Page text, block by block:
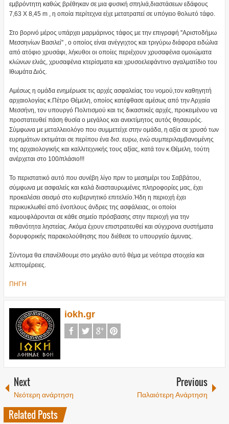
εμβρόντητη καθώς βρέθηκαν σε μια φυσική σπηλιά,διαστάσεων εδάφους
7,63 Χ 8,45 m , η οποία περίτεχνα είχε μετατραπεί σε υπόγειο θολωτό τάφο.
Στο βορινό μέρος υπάρχει μαρμάρινος τάφος με την επιγραφή ''Αριστοδήμω
Μεσσηνίων Βασιλεί'' , ο οποίος είναι ανέγγιχτος και τριγύρω διάφορα ειδώλια
από ατόφιο χρυσάφι, λήκυθοι οι οποίες περιέχουν χρυσαφένια ομοιώματα
κλώνων ελιάς, χρυσαφένια κτερίσματα και χρυσοελεφάντινο αγαλματίδιο του
Ιθωμάτα Διός.
Αμέσως η ομάδα ενημέρωσε τις αρχές ασφαλείας του νομού,τον καθηγητή
αρχαιολογίας κ.Πέτρο Θέμελη, οποίος κατέφθασε αμέσως από την Αρχαία
Μεσσήνη, τον υπουργό Πολιτισμού και τις δικαστικές αρχές, προκειμένου να
προστατευθεί πάση θυσία ο μεγάλος και ανεκτίμητος αυτός θησαυρός.
Σύμφωνα με μεταλλειολόγο που συμμετείχε στην ομάδα, η αξία σε χρυσό των
ευρημάτων εκτιμάται σε περίπου ένα δισ. ευρω, ενώ συμπεριλαμβανομένης
της αρχαιολογικής και καλλιτεχνικής τους αξίας, κατά τον κ.Θέμελη, τούτη
ανέρχεται στο 100/πλάσιο!!!
Το περιστατικό αυτό που συνέβη λίγο πριν το μεσημέρι του Σαββάτου,
σύμφωνα με ασφαλείς και καλά διασταυρωμένες πληροφορίες μας, έχει
προκαλέσει σεισμό στο κυβερνητικό επιτελείο.Ήδη η περιοχή έχει
περικυκλωθεί από ένοπλους άνδρες της ασφάλειας, οι οποίοι
καμουφλάρονται σε κάθε σημείο πρόσβασης στην περιοχή για την
πιθανότητα ληστείας. Ακόμα έχουν επιστρατευθεί και σύγχρονα συστήματα
δορυφορικής παρακολούθησης που διέθεσε το υπουργείο άμυνας.
Σύντομα θα επανέλθουμε στο μεγάλο αυτό θέμα με νεότερα στοιχεία και
λεπτομέρειες.
ΠΗΓΗ
iokh.gr
Next
Νεότερη ανάρτηση
Previous
Παλαιότερη Ανάρτηση
Related Posts